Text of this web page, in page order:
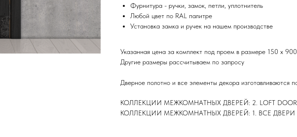
Фурнитура - ручки, замок, петли, уплотнитель
Любой цвет по RAL палитре
Установка замка и ручек на нашем производстве
Указанная цена за комплект под проем в размере 150 х
Другие размеры рассчитываем по запросу
Дверное полотно и все элементы декора изготавливаются
КОЛЛЕКЦИИ МЕЖКОМНАТНЫХ ДВЕРЕЙ: 2. LOFT
КОЛЛЕКЦИИ МЕЖКОМНАТНЫХ ДВЕРЕЙ: 1. ВСЕ ДВЕРИ